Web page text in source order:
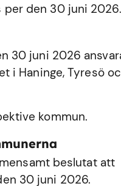
den 30 juni 2026.
30 juni 2026
i Haninge,Tyresö
kommun.
beslutat att
30 juni 2026.